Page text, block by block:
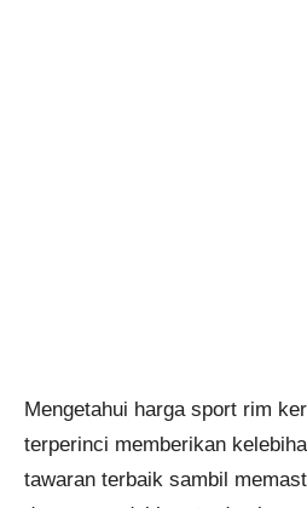
Mengetahui harga sport rim
terperinci memberikan
tawaran terbaik sambil